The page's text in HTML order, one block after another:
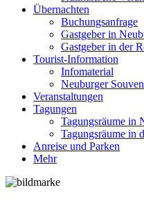
Übernachten
Buchungsanfrage
Gastgeber in
Gastgeber in der
Tourist-Information
Infomaterial
Neuburger
Veranstaltungen
Tagungen
Tagungsräume in
Tagungsräume in
Anreise und Parken
Mehr